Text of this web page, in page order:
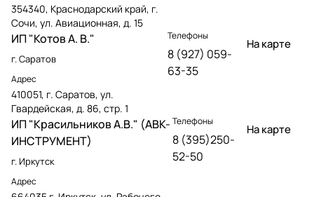
354340, Краснодарский край, г.
Сочи, ул. Авиационная, д. 15
ИП "Котов А. В."
г. Саратов
Адрес
410051, г. Саратов, ул.
Гвардейская, д. 86, стр. 1
Телефоны
8 (927) 059-
63-35
На карте
ИП "Красильников А.В." (АВК-
ИНСТРУМЕНТ)
г. Иркутск
Адрес
Телефоны
8 (395)250-
52-50
На карте